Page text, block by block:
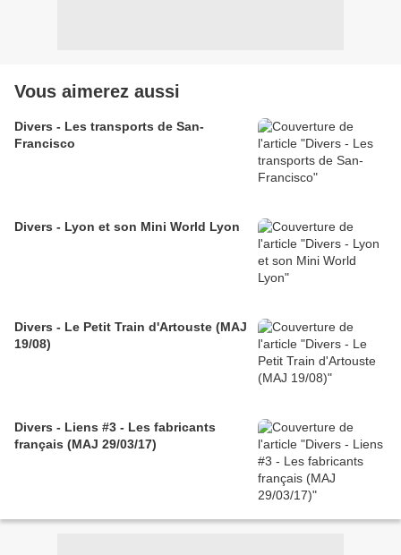
Vous aimerez aussi
Divers - Les transports de San-
Francisco
Divers - Lyon et son Mini World Lyon
Divers - Le Petit Train d'Artouste (MAJ
19/08)
Divers - Liens #3 - Les fabricants
français (MAJ 29/03/17)